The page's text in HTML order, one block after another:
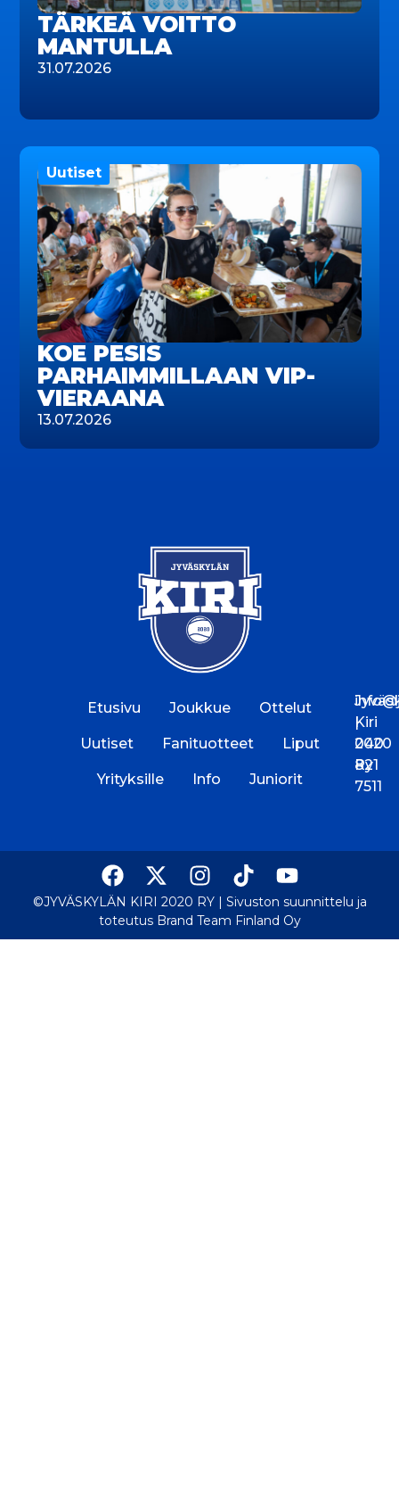
TÄRKEÄ VOITTO
MANTULLA
31.07.2026
Uutiset
KOE PESIS
PARHAIMMILLAAN VIP-
VIERAANA
13.07.2026
Etusivu Joukkue Ottelut
Uutiset Fanituotteet Liput
Yrityksille Info Juniorit
Kiri
2020
Ry
|
040
821
7511
©JYVÄSKYLÄN KIRI 2020 RY | Sivuston suunnittelu ja
toteutus Brand Team Finland Oy